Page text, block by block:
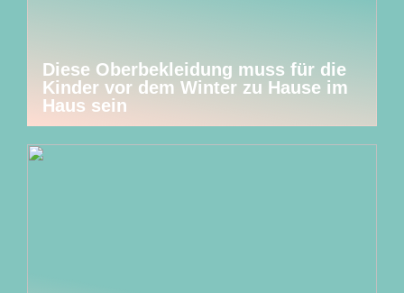
Diese Oberbekleidung muss für die
Kinder vor dem Winter zu Hause im
Haus sein